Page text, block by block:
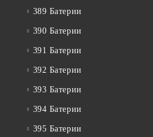
389 Батерии
390 Батерии
391 Батерии
392 Батерии
393 Батерии
394 Батерии
395 Батерии